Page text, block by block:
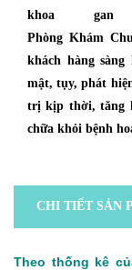
khoa
Phòng Khám
khách hàng
mật, tụy, phát
trị kịp thời, tăng
chữa khỏi bệnh
CHI TIẾT SẢN
Theo thống kê